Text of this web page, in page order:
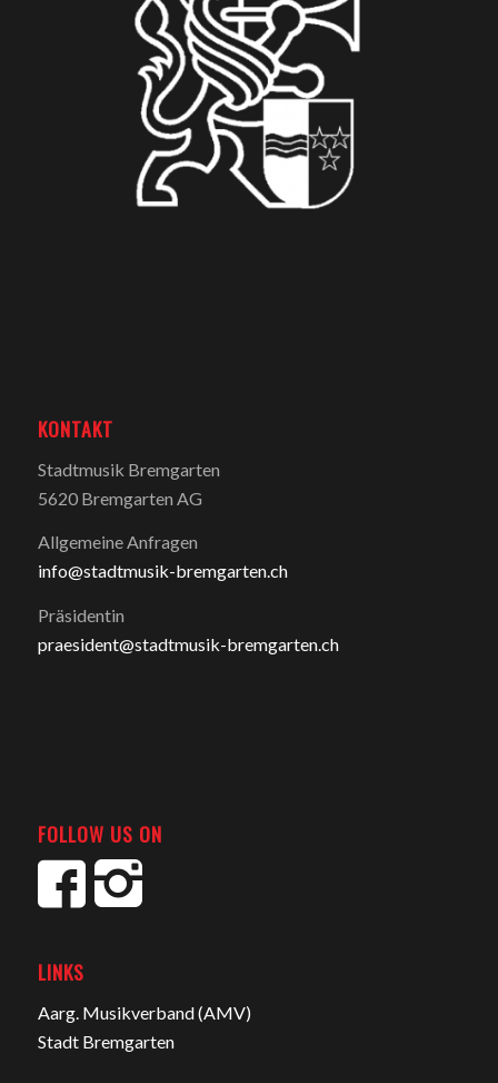
KONTAKT
Stadtmusik Bremgarten
5620 Bremgarten AG
Allgemeine Anfragen
info@stadtmusik-bremgarten.ch
Präsidentin
praesident@stadtmusik-bremgarten.ch
FOLLOW US ON
LINKS
Aarg. Musikverband (AMV)
Stadt Bremgarten